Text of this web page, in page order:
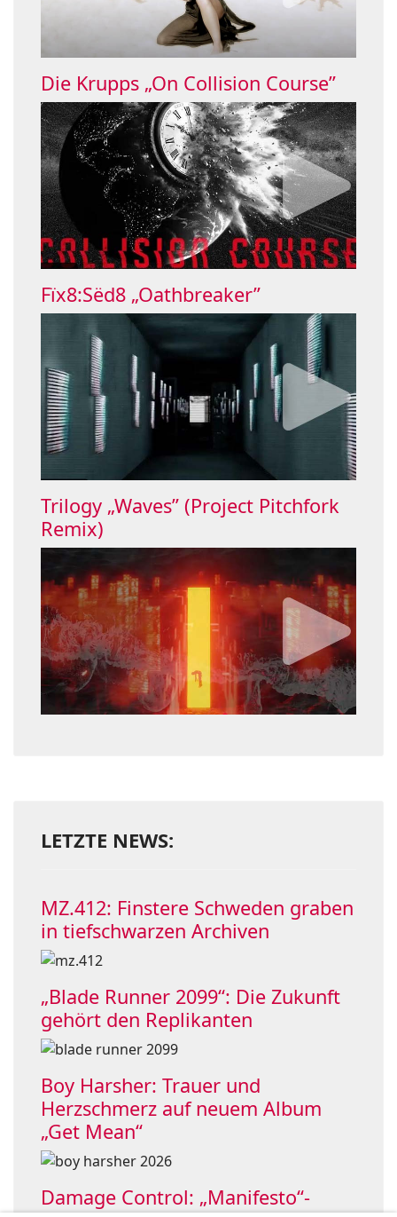
Die Krupps „On Collision Course”
Fïx8:Sëd8 „Oathbreaker”
Trilogy „Waves” (Project Pitchfork
Remix)
LETZTE NEWS:
MZ.412: Finstere Schweden graben
in tiefschwarzen Archiven
„Blade Runner 2099“: Die Zukunft
gehört den Replikanten
Boy Harsher: Trauer und
Herzschmerz auf neuem Album
„Get Mean“
Damage Control: „Manifesto“-